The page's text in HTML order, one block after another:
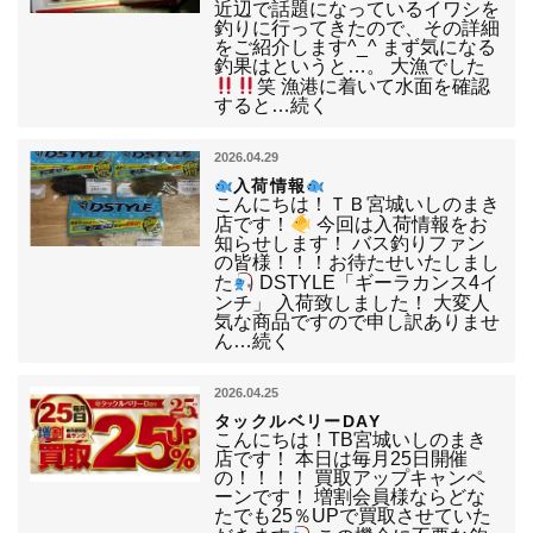
近辺で話題になっているイワシを
釣りに行ってきたので、その詳細
をご紹介します^_^ まず気になる
釣果はというと…。 大漁でした
笑 漁港に着いて水面を確認
すると…続く
2026.04.29
入荷情報
こんにちは！ＴＢ宮城いしのまき
店です！
今回は入荷情報をお
知らせします！ バス釣りファン
の皆様！！！お待たせいたしまし
た
DSTYLE「ギーラカンス4イ
ンチ」 入荷致しました！ 大変人
気な商品ですので申し訳ありませ
ん…続く
2026.04.25
タックルベリーDAY
こんにちは！TB宮城いしのまき
店です！ 本日は毎月25日開催
の！！！！ 買取アップキャンペ
ーンです！ 増割会員様ならどな
たでも25％UPで買取させていた